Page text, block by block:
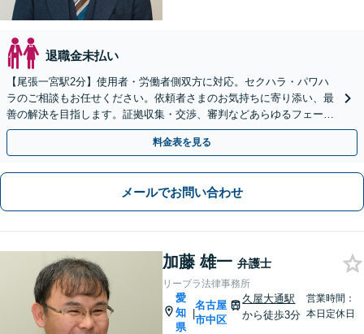
退職金未払い
【尾張一宮駅2分】使用者・労働者側双方に対応。セクハラ・パワハ
ラのご相談もお任せください。依頼者さまのお気持ちに寄り添い、最
善の解決を目指します。証拠収集・交渉、審判などあらゆるフェーズ
に対応しています【オンライン面談OK（顧問契約後）】
料金表を見る
メールでお問い合わせ
加藤 雄一 弁護士
リーブラ法律事務所
愛
知
県
|
名古屋
市中区
久屋大通駅
から徒歩3分
営業時間：
本日定休日